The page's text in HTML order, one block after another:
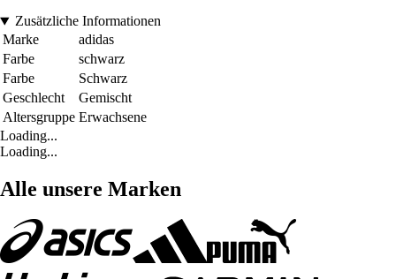
Zusätzliche Informationen
Marke
adidas
Farbe
schwarz
Farbe
Schwarz
Geschlecht
Gemischt
Altersgruppe Erwachsene
Loading...
Loading...
Alle unsere Marken